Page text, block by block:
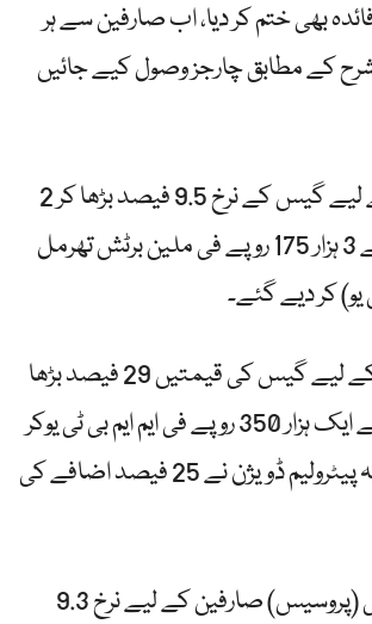
بھی ختم کر دیا، اب صارفین سے ہر
کے مطابق چارجز وصول کیے جائیں
بلک صارفین کے لیے گیس کے نرخ 9.5 فیصد بڑھا کر 2
ہزار 900 روپے سے 3 ہزار 175 روپے فی ملین برٹش تھرمل
یو) کر دیے گئے۔
بجلی کے شعبے کے لیے گیس کی قیمتیں 29 فیصد بڑھا
کر ایک ہزار 50 سے ایک ہزار 350 روپے فی ایم ایم بی ٹی یوکر
دی گئیں، حالانکہ پیٹرولیم ڈویژن نے 25 فیصد اضافے کی
اسی طرح، صنعتی (پروسیس) صارفین کے لیے نرخ 9.3